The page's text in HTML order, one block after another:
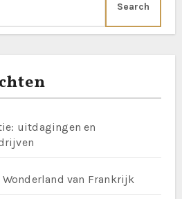
Search
uitdagingen en
van Frankrijk